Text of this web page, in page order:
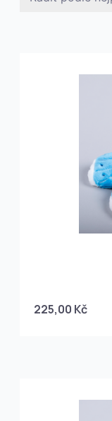
225,00 Kč